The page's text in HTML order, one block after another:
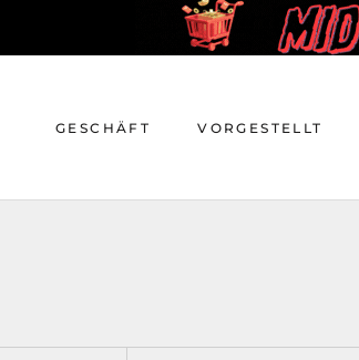
springen
GESCHÄFT VORGESTELLT